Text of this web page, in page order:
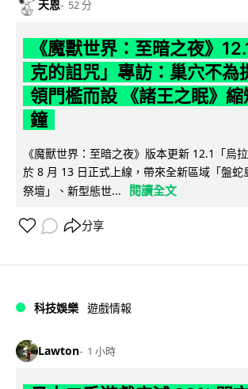
天恩 52 分
《魔獸世界：至暗之夜》
克的詛咒」專訪：巢穴不為
領門檻而設 《諸王之眠》
鐘
《魔獸世界：至暗之夜》版本更新 12.1「烏
於 8 月 13 日正式上線，帶來全新區域「盤蛇
祭壇」、新型態世...
閱讀全文
分享
科技娛樂 遊戲情報
Lawton 1 小時